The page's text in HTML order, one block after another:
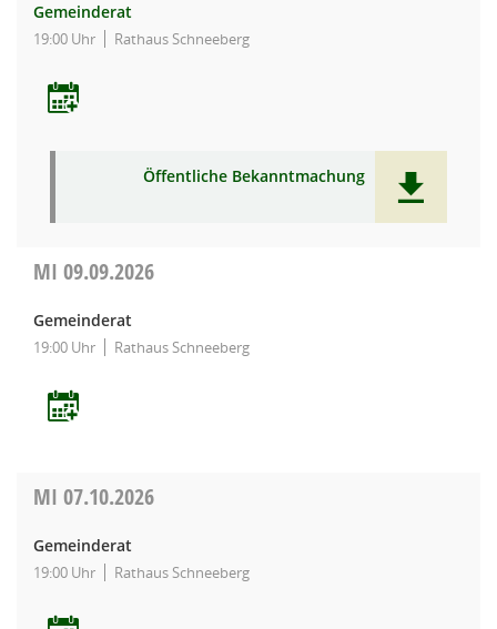
Gemeinderat
19:00 Uhr Rathaus Schneeberg
Öffentliche Bekanntmachung
MI 09.09.2026
Gemeinderat
19:00 Uhr Rathaus Schneeberg
MI 07.10.2026
Gemeinderat
19:00 Uhr Rathaus Schneeberg